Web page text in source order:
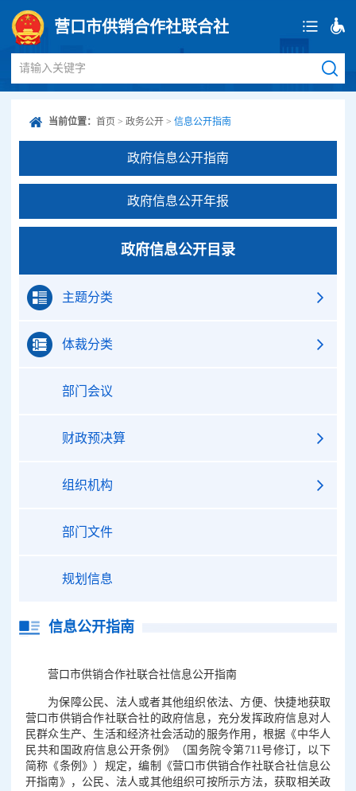
营口市供销合作社联合社
请输入关键字
当前位置： 首页 > 政务公开 > 信息公开指南
政府信息公开指南
政府信息公开年报
政府信息公开目录
主题分类
体裁分类
部门会议
财政预决算
组织机构
部门文件
规划信息
信息公开指南
营口市供销合作社联合社信息公开指南
为保障公民、法人或者其他组织依法、方便、快捷地获取
营口市供销合作社联合社的政府信息，充分发挥政府信息对人
民群众生产、生活和经济社会活动的服务作用，根据《中华人
民共和国政府信息公开条例》（国务院令第711号修订，以下
简称《条例》）规定，编制《营口市供销合作社联合社信息公
开指南》，公民、法人或其他组织可按所示方法，获取相关政